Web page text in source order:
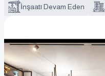
İnşaatı Devam Eden